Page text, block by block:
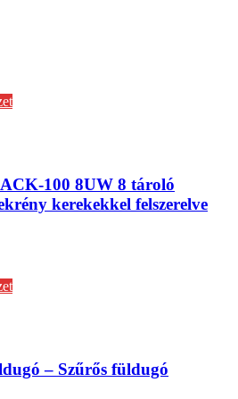
100 8UW 8 tároló
kerekekkel felszerelve
– Szűrős füldugó